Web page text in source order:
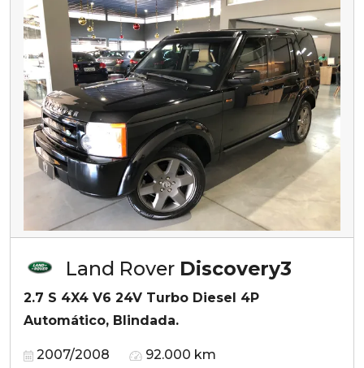
Land Rover Discovery3
2.7 S 4X4 V6 24V Turbo Diesel 4P
Automático, Blindada.
2007/2008 92.000 km